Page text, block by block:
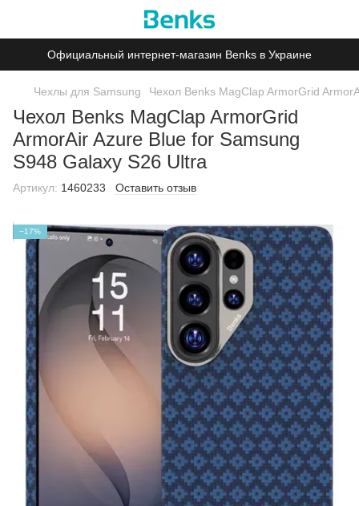
Официальный интернет-магазин Benks в Украине
Чехлы для Samsung Чехол Benks MagClap ArmorGrid
Чехол Benks MagClap ArmorGrid
ArmorAir Azure Blue for Samsung
S948 Galaxy S26 Ultra
Артикул: 1460233 Оставить отзыв
−17%